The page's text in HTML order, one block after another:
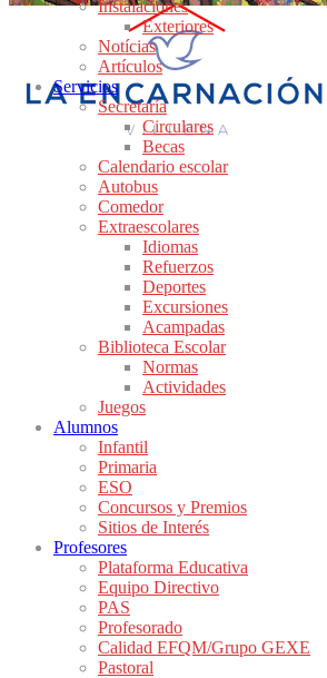
Instalaciones
Exteriores
Notícias
Artículos
Servicios
Secretaría
Circulares
Becas
Calendario escolar
Autobus
Comedor
Extraescolares
Idiomas
Refuerzos
Deportes
Excursiones
Acampadas
Biblioteca Escolar
Normas
Actividades
Juegos
Alumnos
Infantil
Primaria
ESO
Concursos y Premios
Sitios de Interés
Profesores
Plataforma Educativa
Equipo Directivo
PAS
Profesorado
Calidad EFQM/Grupo GEXE
Pastoral